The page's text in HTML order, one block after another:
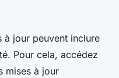
à jour peuvent inclure
Pour cela, accédez
mises à jour